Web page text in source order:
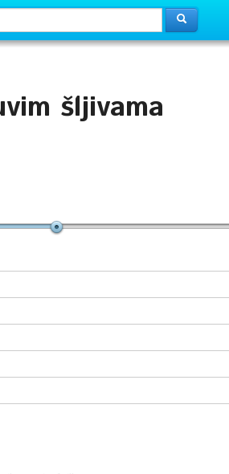
šljivama